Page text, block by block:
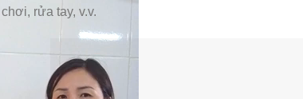
chơi, rửa tay, v.v.